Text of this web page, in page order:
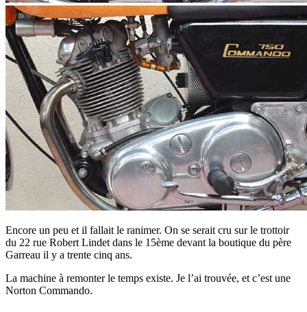
Encore un peu et il fallait le ranimer. On se serait cru sur le trottoir
du 22 rue Robert Lindet dans le 15ème devant la boutique du père
Garreau il y a trente cinq ans.
La machine à remonter le temps existe. Je l’ai trouvée, et c’est une
Norton Commando.